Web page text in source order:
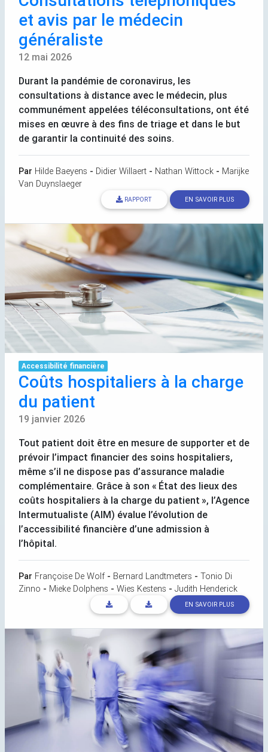
et avis par le médecin
généraliste
12 mai 2026
Durant la pandémie de coronavirus, les
consultations à distance avec le médecin, plus
communément appelées téléconsultations, ont été
mises en œuvre à des fins de triage et dans le but
de garantir la continuité des soins.
Par Hilde Baeyens - Didier Willaert - Nathan Wittock - Marijke
Van Duynslaeger
RAPPORT EN SAVOIR PLUS
Accessibilité financière
Coûts hospitaliers à la charge
du patient
19 janvier 2026
Tout patient doit être en mesure de supporter et de
prévoir l’impact financier des soins hospitaliers,
même s’il ne dispose pas d’assurance maladie
complémentaire. Grâce à son « État des lieux des
coûts hospitaliers à la charge du patient », l’Agence
Intermutualiste (AIM) évalue l’évolution de
l’accessibilité financière d’une admission à
l’hôpital.
Par Françoise De Wolf- Bernard Landtmeters - Tonio Di
Zinno - Mieke Dolphens - Wies Kestens - Judith Henderick
EN SAVOIR PLUS